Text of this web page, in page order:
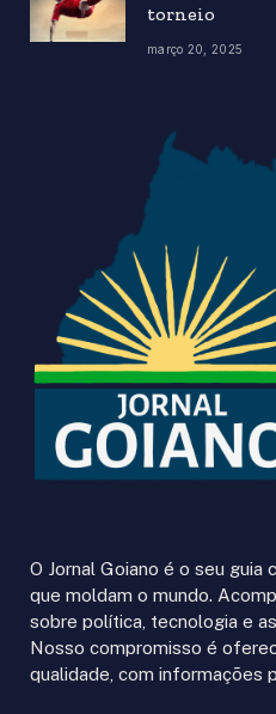
torneio
março 20, 2025
O Jornal Goiano é o seu guia
que moldam o mundo.
sobre política, tecnologia e
Nosso compromisso é
qualidade, com informações